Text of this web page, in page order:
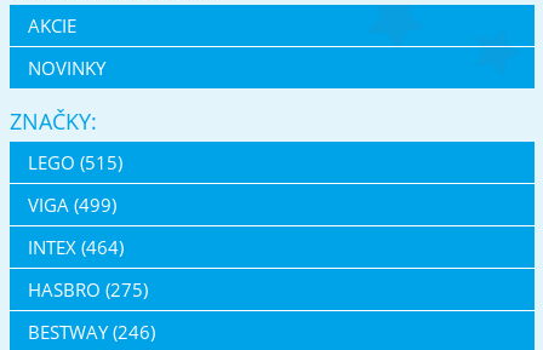
AKCIE
NOVINKY
ZNAČKY:
LEGO (515)
VIGA (499)
INTEX (464)
HASBRO (275)
BESTWAY (246)